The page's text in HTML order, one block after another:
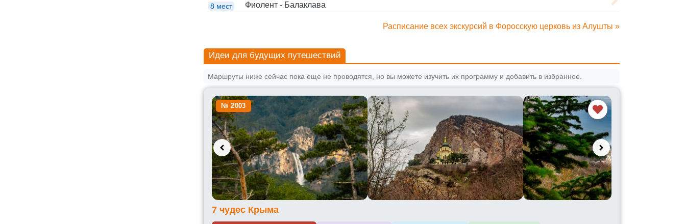
8 мест Фиолент - Балаклава
Расписание всех экскурсий в Форосскую церковь из Алушты »
Идеи для будущих путешествий
Маршруты ниже сейчас пока еще не проводятся, но вы можете изучить их программу и добавить в избранное.
№ 2003
7 чудес Крыма